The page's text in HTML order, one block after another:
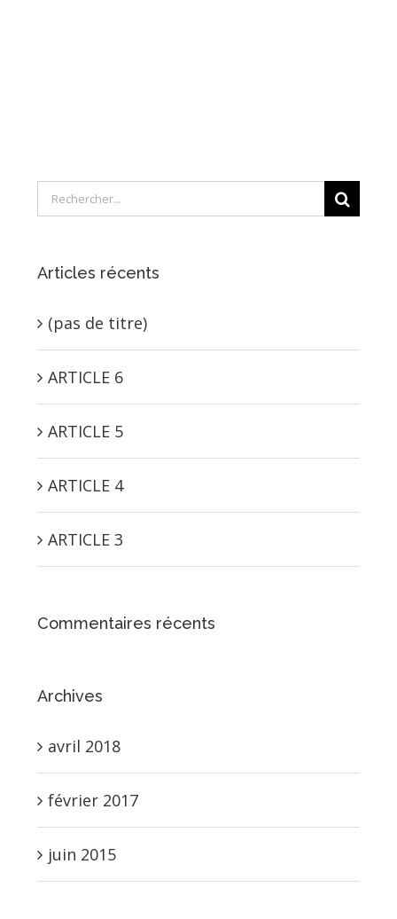
Rechercher:
Articles récents
(pas de titre)
ARTICLE 6
ARTICLE 5
ARTICLE 4
ARTICLE 3
Commentaires récents
Archives
avril 2018
février 2017
juin 2015